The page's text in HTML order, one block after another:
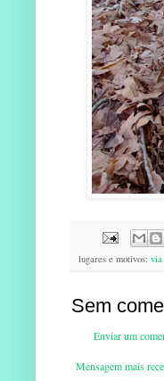
lugares e motivos: via
Sem
Enviar um
Mensagem mais